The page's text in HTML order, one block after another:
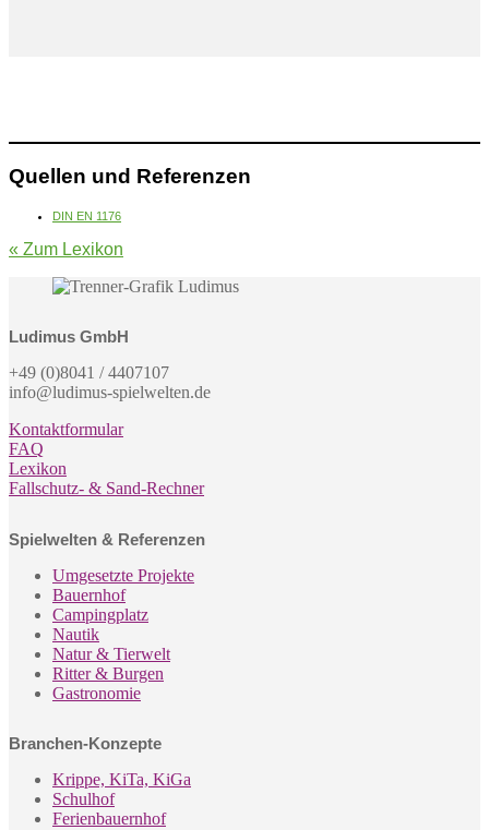
Quellen und Referenzen
DIN EN 1176
« Zum Lexikon
Ludimus GmbH
+49 (0)8041 / 4407107
info@ludimus-spielwelten.de
Kontaktformular
FAQ
Lexikon
Fallschutz- & Sand-Rechner
Spielwelten & Referenzen
Umgesetzte Projekte
Bauernhof
Campingplatz
Nautik
Natur & Tierwelt
Ritter & Burgen
Gastronomie
Branchen-Konzepte
Krippe, KiTa, KiGa
Schulhof
Ferienbauernhof